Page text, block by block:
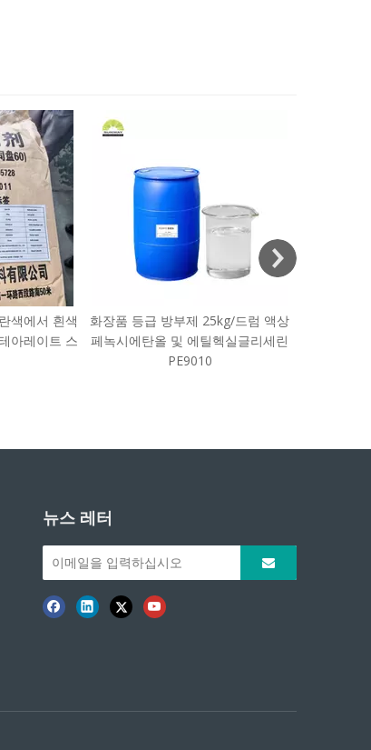
색에서 흰색
아레이트 스
화장품 등급 방부제 25kg/드럼 액상
페녹시에탄올 및 에틸헥실글리세린
PE9010
뉴스 레터